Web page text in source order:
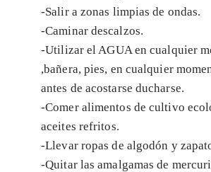
-Salir a zonas limpias de ondas.
-Caminar descalzos.
-Utilizar el AGUA en cualquier
,bañera, pies, en cualquier
antes de acostarse ducharse.
-Comer alimentos de cultivo
aceites refritos.
-Llevar ropas de algodón y
-Quitar las amalgamas de